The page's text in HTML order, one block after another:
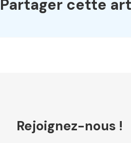
Partager cette
Rejoignez-nous !